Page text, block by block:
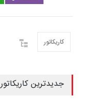
کاریکاتور
جدیدترین کاریکاتور